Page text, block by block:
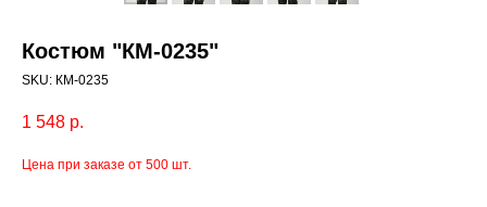
Костюм "КМ-0235"
SKU: КМ-0235
1 548 р.
Цена при заказе от 500 шт.